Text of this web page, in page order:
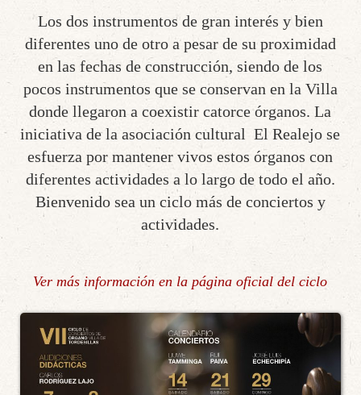
Los dos instrumentos de gran interés y bien
diferentes uno de otro a pesar de su proximidad
en las fechas de construcción, siendo de los
pocos instrumentos que se conservan en la Villa
donde llegaron a coexistir catorce órganos. La
iniciativa de la asociación cultural El Realejo se
esfuerza por mantener vivos estos órganos con
diferentes actividades a lo largo de todo el año.
Bienvenido sea un ciclo más de conciertos y
actividades.
Ver más información en la página oficial del ciclo